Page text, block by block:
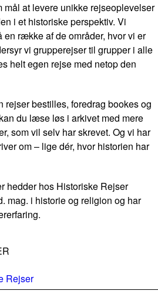
mål at levere unikke rejseoplevelser
i et historiske perspektiv. Vi
en række af de områder, hvor vi er
vi grupperejser til grupper i alle
helt egen rejse med netop den
rejser bestilles, foredrag bookes og
du læse løs i arkivet med mere
som vil selv har skrevet. Og vi har
om – lige dér, hvor historien har
hedder hos Historiske Rejser
mag. i historie og religion og har
Rejser